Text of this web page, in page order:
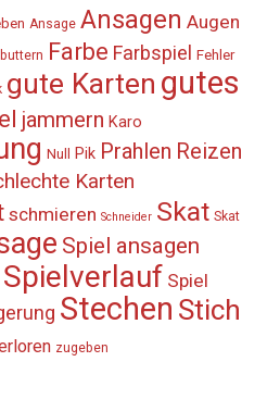
Ansage Ansagen Augen
buttern Farbe Farbspiel Fehler
gute Karten gutes
jammern Karo
Null Pik Prahlen Reizen
Karten
schmieren Schneider Skat Skat
Spiel ansagen
Spielverlauf Spiel
Stechen Stich
zugeben